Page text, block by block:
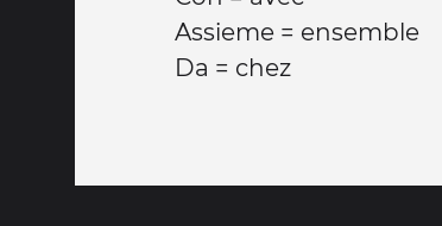
Assieme = ensemble
Da = chez